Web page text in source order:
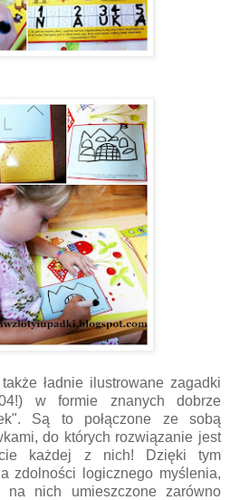
ładnie ilustrowane zagadki
w formie znanych dobrze
Są to połączone ze sobą
do których rozwiązanie jest
każdej z nich! Dzięki tym
zdolności logicznego myślenia,
na nich umieszczone zarówno